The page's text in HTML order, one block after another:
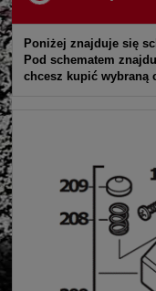
Poniżej znajduje się
Pod schematem
chcesz kupić wybraną